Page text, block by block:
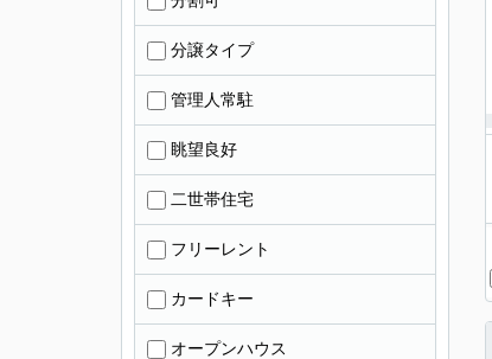
分譲タイプ
管理人常駐
眺望良好
二世帯住宅
フリーレント
カードキー
オープンハウス